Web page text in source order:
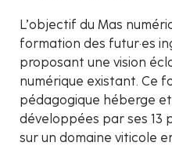
L’objectif du Mas
formation des futur·es
proposant une vision
numérique existant. Ce
pédagogique héberge
développées par ses 13
sur un domaine viticole